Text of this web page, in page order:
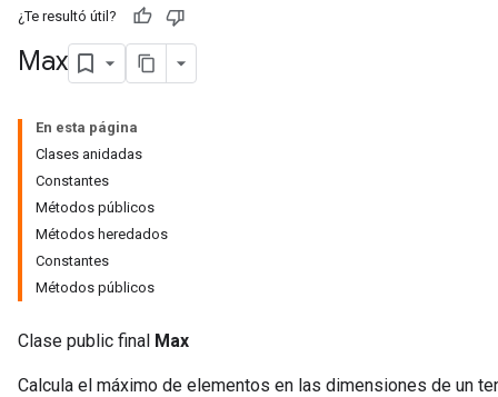
¿Te resultó útil?
Max
En esta página
Clases anidadas
Constantes
Métodos públicos
Métodos heredados
Constantes
Métodos públicos
Clase public final Max
Calcula el máximo de elementos en las dimensiones de un